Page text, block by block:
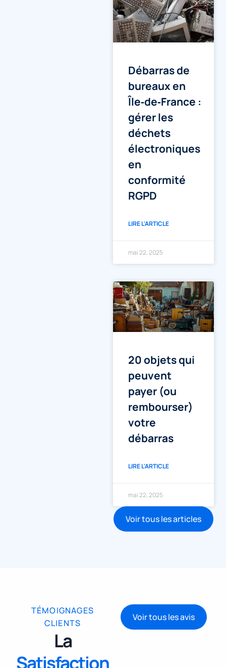
Débarras de
bureaux en
Île‑de‑France :
gérer les
déchets
électroniques
en
conformité
RGPD
LIRE L'ARTICLE
mai 22, 2025
20 objets qui
peuvent
payer (ou
rembourser)
votre
débarras
LIRE L'ARTICLE
mai 22, 2025
Voir tous les articles
TÉMOIGNAGES
CLIENTS
La
Satisfaction
Voir tous les avis